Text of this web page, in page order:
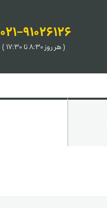
021-91026126
( هر روز 8:30 تا 17:30 )